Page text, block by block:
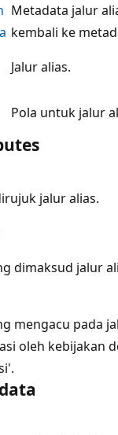
Metadata jalur
kembali ke
Jalur alias.
Pola untuk jalur
jalur alias.
dimaksud jalur
mengacu pada
oleh kebijakan